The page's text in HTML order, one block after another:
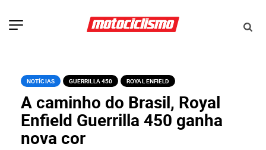
NOTÍCIAS GUERRILLA 450 ROYAL ENFIELD
A caminho do Brasil, Royal
Enfield Guerrilla 450 ganha
nova cor